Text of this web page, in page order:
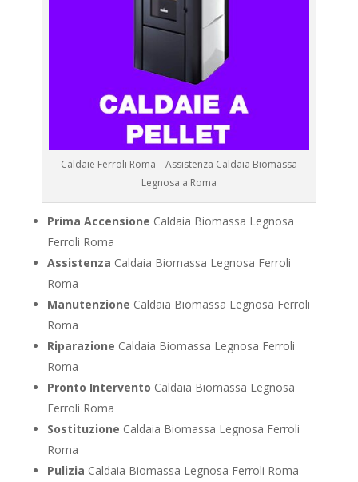
Caldaie Ferroli Roma – Assistenza Caldaia Biomassa
Legnosa a Roma
Prima Accensione Caldaia Biomassa Legnosa
Ferroli Roma
Assistenza Caldaia Biomassa Legnosa Ferroli
Roma
Manutenzione Caldaia Biomassa Legnosa Ferroli
Roma
Riparazione Caldaia Biomassa Legnosa Ferroli
Roma
Pronto Intervento Caldaia Biomassa Legnosa
Ferroli Roma
Sostituzione Caldaia Biomassa Legnosa Ferroli
Roma
Pulizia Caldaia Biomassa Legnosa Ferroli Roma